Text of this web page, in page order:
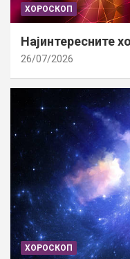
ХОРОСКОП
Најинтересните
26/07/2026
ХОРОСКОП